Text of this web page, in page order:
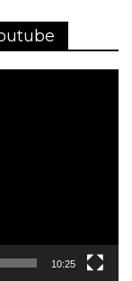
10:25